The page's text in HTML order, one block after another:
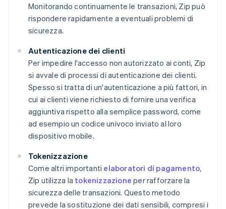
Monitorando continuamente le transazioni, Zip può
rispondere rapidamente a eventuali problemi di
sicurezza.
Autenticazione dei clienti
Per impedire l'accesso non autorizzato ai conti, Zip
si avvale di processi di autenticazione dei clienti.
Spesso si tratta di un'autenticazione a più fattori, in
cui ai clienti viene richiesto di fornire una verifica
aggiuntiva rispetto alla semplice password, come
ad esempio un codice univoco inviato al loro
dispositivo mobile.
Tokenizzazione
Come altri importanti elaboratori di pagamento,
Zip utilizza la tokenizzazione per rafforzare la
sicurezza delle transazioni. Questo metodo
prevede la sostituzione dei dati sensibili, compresi i